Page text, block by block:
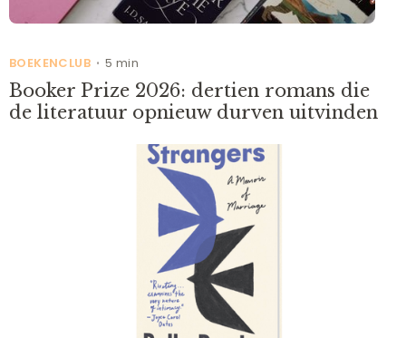
BOEKENCLUB • 5 min
Booker Prize 2026: dertien romans die
de literatuur opnieuw durven uitvinden